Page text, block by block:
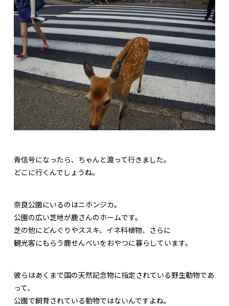
青信号になったら、ちゃんと渡って行きました。
どこに行くんでしょうね。
奈良公園にいるのはニホンジカ。
公園の広い芝地が鹿さんのホームです。
芝の他にどんぐりやススキ、イネ科植物、さらに
観光客にもらう鹿せんべいをおやつに暮らしています。
彼らはあくまで国の天然記念物に指定されている野生動物であ
って、
公園で飼育されている動物ではないんですよね。